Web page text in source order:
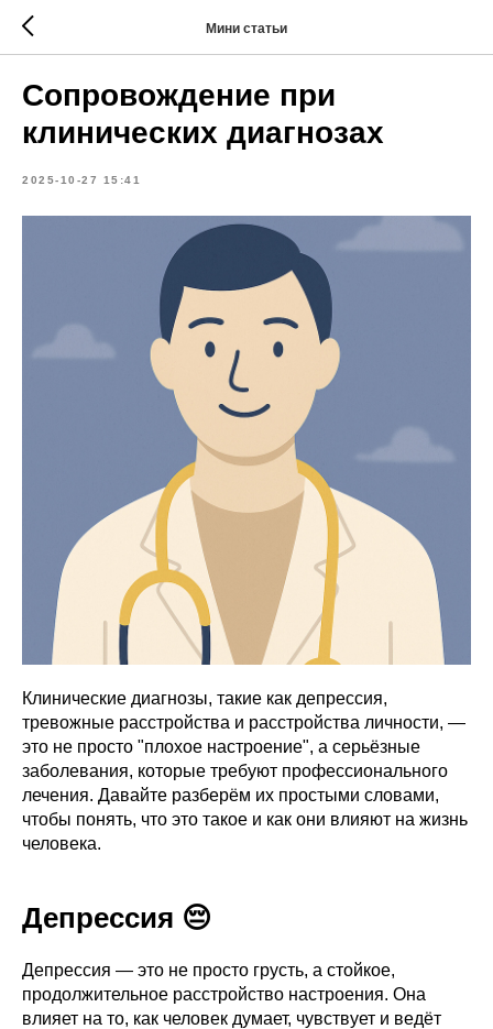
Мини статьи
Сопровождение при
клинических диагнозах
2025-10-27 15:41
Клинические диагнозы, такие как депрессия,
тревожные расстройства и расстройства личности, —
это не просто "плохое настроение", а серьёзные
заболевания, которые требуют профессионального
лечения. Давайте разберём их простыми словами,
чтобы понять, что это такое и как они влияют на жизнь
человека.
Депрессия 😔
Депрессия — это не просто грусть, а стойкое,
продолжительное расстройство настроения. Она
влияет на то, как человек думает, чувствует и ведёт